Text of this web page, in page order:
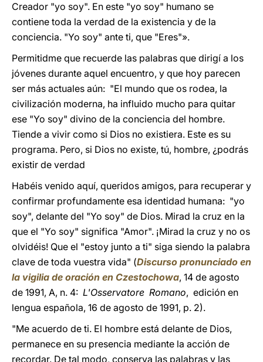
Creador "yo soy". En este "yo soy" humano se
contiene toda la verdad de la existencia y de la
conciencia. "Yo soy" ante ti, que "Eres"».
Permitidme que recuerde las palabras que dirigí a los
jóvenes durante aquel encuentro, y que hoy parecen
ser más actuales aún: "El mundo que os rodea, la
civilización moderna, ha influido mucho para quitar
ese "Yo soy" divino de la conciencia del hombre.
Tiende a vivir como si Dios no existiera. Este es su
programa. Pero, si Dios no existe, tú, hombre, ¿podrás
existir de verdad
Habéis venido aquí, queridos amigos, para recuperar y
confirmar profundamente esa identidad humana: "yo
soy", delante del "Yo soy" de Dios. Mirad la cruz en la
que el "Yo soy" significa "Amor". ¡Mirad la cruz y no os
olvidéis! Que el "estoy junto a ti" siga siendo la palabra
clave de toda vuestra vida" (Discurso pronunciado en
la vigilia de oración en Czestochowa, 14 de agosto
de 1991, A, n. 4: L'Osservatore Romano, edición en
lengua española, 16 de agosto de 1991, p. 2).
"Me acuerdo de ti. El hombre está delante de Dios,
permanece en su presencia mediante la acción de
recordar. De tal modo, conserva las palabras y las